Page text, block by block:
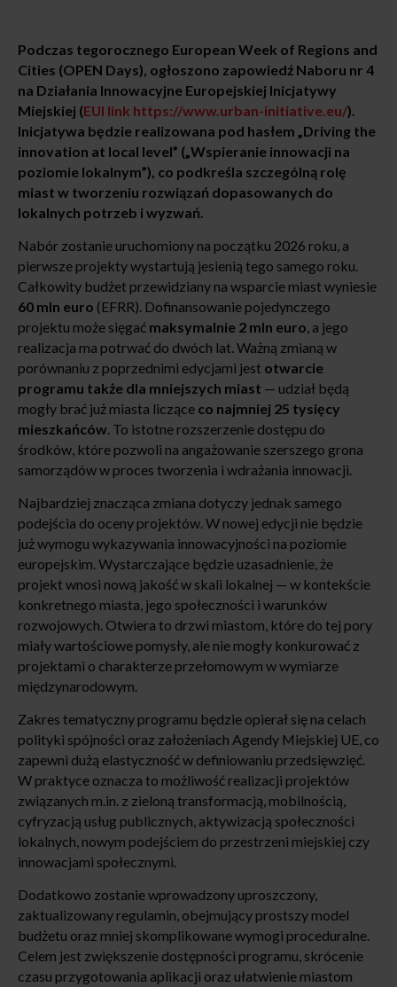
Podczas tegorocznego European Week of Regions and
Cities (OPEN Days), ogłoszono zapowiedź Naboru nr 4
na Działania Innowacyjne Europejskiej Inicjatywy
Miejskiej (EUI link https://www.urban-initiative.eu/).
Inicjatywa będzie realizowana pod hasłem „Driving the
innovation at local level” („Wspieranie innowacji na
poziomie lokalnym”), co podkreśla szczególną rolę
miast w tworzeniu rozwiązań dopasowanych do
lokalnych potrzeb i wyzwań.
Nabór zostanie uruchomiony na początku 2026 roku, a
pierwsze projekty wystartują jesienią tego samego roku.
Całkowity budżet przewidziany na wsparcie miast wyniesie
60 mln euro (EFRR). Dofinansowanie pojedynczego
projektu może sięgać maksymalnie 2 mln euro, a jego
realizacja ma potrwać do dwóch lat. Ważną zmianą w
porównaniu z poprzednimi edycjami jest otwarcie
programu także dla mniejszych miast — udział będą
mogły brać już miasta liczące co najmniej 25 tysięcy
mieszkańców. To istotne rozszerzenie dostępu do
środków, które pozwoli na angażowanie szerszego grona
samorządów w proces tworzenia i wdrażania innowacji.
Najbardziej znacząca zmiana dotyczy jednak samego
podejścia do oceny projektów. W nowej edycji nie będzie
już wymogu wykazywania innowacyjności na poziomie
europejskim. Wystarczające będzie uzasadnienie, że
projekt wnosi nową jakość w skali lokalnej — w kontekście
konkretnego miasta, jego społeczności i warunków
rozwojowych. Otwiera to drzwi miastom, które do tej pory
miały wartościowe pomysły, ale nie mogły konkurować z
projektami o charakterze przełomowym w wymiarze
międzynarodowym.
Zakres tematyczny programu będzie opierał się na celach
polityki spójności oraz założeniach Agendy Miejskiej UE, co
zapewni dużą elastyczność w definiowaniu przedsięwzięć.
W praktyce oznacza to możliwość realizacji projektów
związanych m.in. z zieloną transformacją, mobilnością,
cyfryzacją usług publicznych, aktywizacją społeczności
lokalnych, nowym podejściem do przestrzeni miejskiej czy
innowacjami społecznymi.
Dodatkowo zostanie wprowadzony uproszczony,
zaktualizowany regulamin, obejmujący prostszy model
budżetu oraz mniej skomplikowane wymogi proceduralne.
Celem jest zwiększenie dostępności programu, skrócenie
czasu przygotowania aplikacji oraz ułatwienie miastom